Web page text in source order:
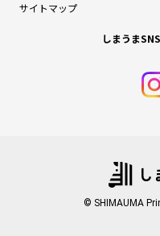
サイトマップ
しまうま
© SHIMAUMA